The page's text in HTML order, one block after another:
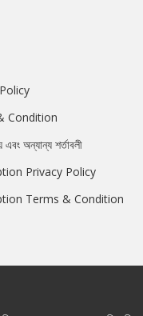
Condition
অন্যান্য শর্তাবলী
Privacy Policy
Terms & Condition